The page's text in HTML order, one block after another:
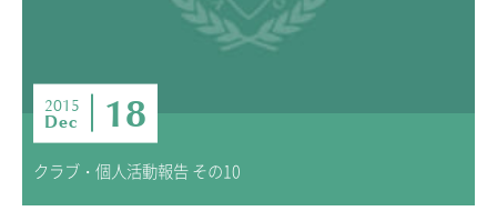
2015
Dec 18
クラブ・個人活動報告 その10